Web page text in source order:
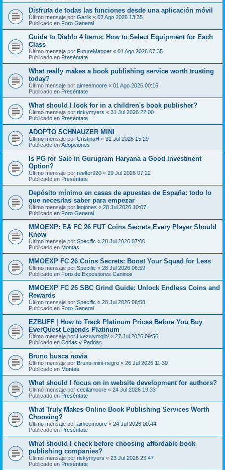
Disfruta de todas las funciones desde una aplicación móvil
Último mensaje por Garlik « 02 Ago 2026 13:35
Publicado en Foro General
Guide to Diablo 4 Items: How to Select Equipment for Each
Class
Último mensaje por FutureMapper « 01 Ago 2026 07:35
Publicado en Preséntate
What really makes a book publishing service worth trusting
today?
Último mensaje por aimeemoore « 01 Ago 2026 00:15
Publicado en Preséntate
What should I look for in a children's book publisher?
Último mensaje por rickymyers « 31 Jul 2026 22:00
Publicado en Preséntate
ADOPTO SCHNAUZER MINI
Último mensaje por CristinaH « 31 Jul 2026 15:29
Publicado en Adopciones
Is PG for Sale in Gurugram Haryana a Good Investment
Option?
Último mensaje por reeltor920 « 29 Jul 2026 07:22
Publicado en Preséntate
Depósito mínimo en casas de apuestas de España: todo lo
que necesitas saber para empezar
Último mensaje por leojones « 28 Jul 2026 10:07
Publicado en Foro General
MMOEXP: EA FC 26 FUT Coins Secrets Every Player Should
Know
Último mensaje por Specific « 28 Jul 2026 07:00
Publicado en Montas
MMOEXP FC 26 Coins Secrets: Boost Your Squad for Less
Último mensaje por Specific « 28 Jul 2026 06:59
Publicado en Foro de Expositores Caninos
MMOEXP FC 26 SBC Grind Guide: Unlock Endless Coins and
Rewards
Último mensaje por Specific « 28 Jul 2026 06:58
Publicado en Foro General
EZBUFF | How to Track Platinum Prices Before You Buy
EverQuest Legends Platinum
Último mensaje por Lxezwymglb! « 27 Jul 2026 09:56
Publicado en Coñas y Paridas
Bruno busca novia
Último mensaje por Bruno-mini-negro « 26 Jul 2026 11:30
Publicado en Montas
What should I focus on in website development for authors?
Último mensaje por cecilamoore « 24 Jul 2026 19:33
Publicado en Preséntate
What Truly Makes Online Book Publishing Services Worth
Choosing?
Último mensaje por aimeemoore « 24 Jul 2026 00:44
Publicado en Preséntate
What should I check before choosing affordable book
publishing companies?
Último mensaje por rickymyers « 23 Jul 2026 23:47
Publicado en Preséntate